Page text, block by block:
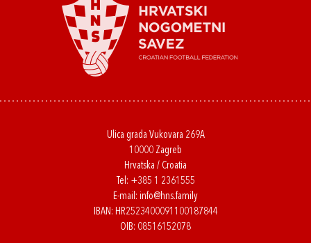
Ulica grada Vukovara 269A
10000 Zagreb
Hrvatska / Croatia
Tel: +385 1 2361555
E-mail: info@hns.family
IBAN: HR2523400091100187844
OIB: 08516152078